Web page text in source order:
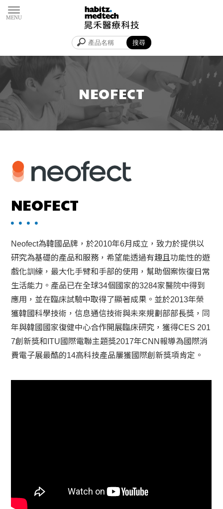
NEOFECT
Neofect為韓國品牌，於2010年6月成立，致力於提供以
研究為基礎的產品和服務，希望能透過有趣且功能性的遊
戲化訓練，最大化手臂和手部的使用，幫助個案恢復日常
生活能力。產品已在全球34個國家的3284家醫院中得到
應用，並在臨床試驗中取得了顯著成果。並於2013年榮
獲韓國科學技術，信息通信技術與未來規劃部部長獎，同
年與韓國國家復健中心合作開展臨床研究，獲得CES 201
7創新獎和ITU國際電聯主題獎2017年CNN報導為國際消
費電子展最酷的14高科技產品屢獲國際創新獎項肯定。